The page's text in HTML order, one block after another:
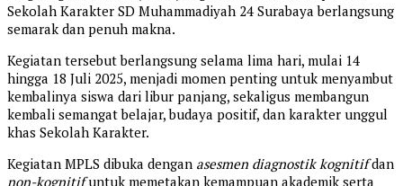
Sekolah Karakter SD Muhammadiyah 24 Surabaya berlangsung
semarak dan penuh makna.
Kegiatan tersebut berlangsung selama lima hari, mulai 14
hingga 18 Juli 2025, menjadi momen penting untuk menyambut
kembalinya siswa dari libur panjang, sekaligus membangun
kembali semangat belajar, budaya positif, dan karakter unggul
khas Sekolah Karakter.
Kegiatan MPLS dibuka dengan asesmen diagnostik kognitifdan
non-kognitifuntuk memetakan kemampuan akademik serta